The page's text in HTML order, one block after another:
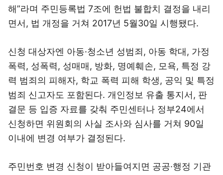
해”라며 주민등록법 7조에 헌법 불합치 결정을 내리
면서, 법 개정을 거쳐 2017년 5월30일 시행됐다.
신청 대상자엔 아동·청소년 성범죄, 아동 학대, 가정
폭력, 성폭력, 성매매, 방화, 명예훼손, 모욕, 특정 강
력 범죄의 피해자, 학교 폭력 피해 학생, 공익 및 특정
범죄 신고자도 포함된다. 개인정보 유출 통지서, 판
결문 등 입증 자료를 갖춰 주민센터나 정부24에서
신청하면 위원회의 사실 조사와 심사를 거쳐 90일
이내에 변경 여부가 결정된다.
주민번호 변경 신청이 받아들여지면 공공·행정 기관